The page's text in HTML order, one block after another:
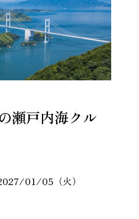
瀬戸内海クル
01/05（火）